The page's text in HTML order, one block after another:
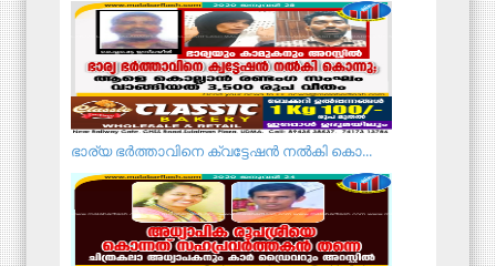
ഭാര്യ ഭർത്താവിനെ ക്വട്ടേഷൻ നൽകി കൊ...